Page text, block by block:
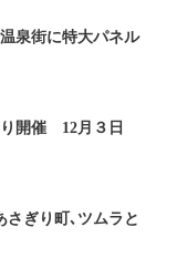
泉街に特大パネル
り開催 12月３日
ぎり町､ツムラと